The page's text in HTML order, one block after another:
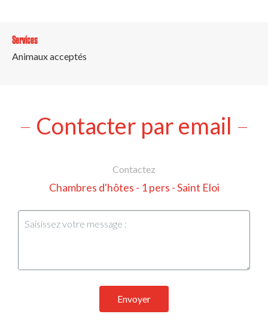
Services
Animaux acceptés
Contacter par email
Contactez
Chambres d'hôtes - 1 pers - Saint Eloi
Envoyer